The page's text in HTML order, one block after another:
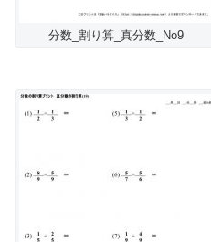
分数_割り算_真分数_No9